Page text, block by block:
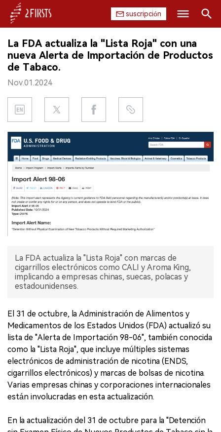
suscripción
INICIO
EMPRESA
PRODUCTO
REGULACIÓN
CHINA
DATOS
EXPOSICIÓN
ENTREVISTA
Buscar
La FDA actualiza la "Lista Roja" con una
nueva Alerta de Importación de Productos
de Tabaco.
Nov.01.2024
La FDA actualiza la "Lista Roja" con marcas de
cigarrillos electrónicos como CALI y Aroma King,
implicando a empresas chinas, suecas, polacas y
estadounidenses.
El 31 de octubre, la Administración de Alimentos y
Medicamentos de los Estados Unidos (FDA) actualizó su
lista de "Alerta de Importación 98-06", también conocida
como la "Lista Roja", que incluye múltiples sistemas
electrónicos de administración de nicotina (ENDS,
cigarrillos electrónicos) y marcas de bolsas de nicotina.
Varias empresas chinas y corporaciones internacionales
están involucradas en esta actualización.
En la actualización del 31 de octubre para la "Detención